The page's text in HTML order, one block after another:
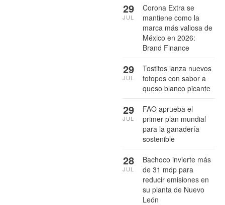
Corona Extra se
mantiene como la
marca más valiosa de
México en 2026:
Brand Finance
29
JUL
Tostitos lanza nuevos
totopos con sabor a
queso blanco picante
29
JUL
FAO aprueba el
primer plan mundial
para la ganadería
sostenible
29
JUL
Bachoco invierte más
de 31 mdp para
reducir emisiones en
su planta de Nuevo
León
28
JUL